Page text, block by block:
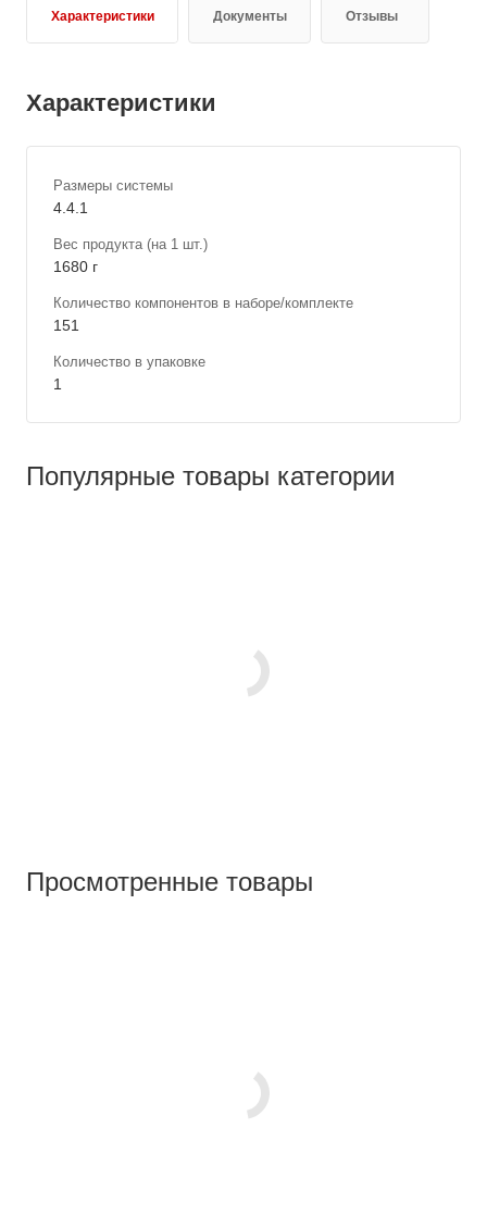
Характеристики Документы Отзывы
Характеристики
Размеры системы
4.4.1
Вес продукта (на 1 шт.)
1680 г
Количество компонентов в наборе/комплекте
151
Количество в упаковке
1
Популярные товары категории
Просмотренные товары